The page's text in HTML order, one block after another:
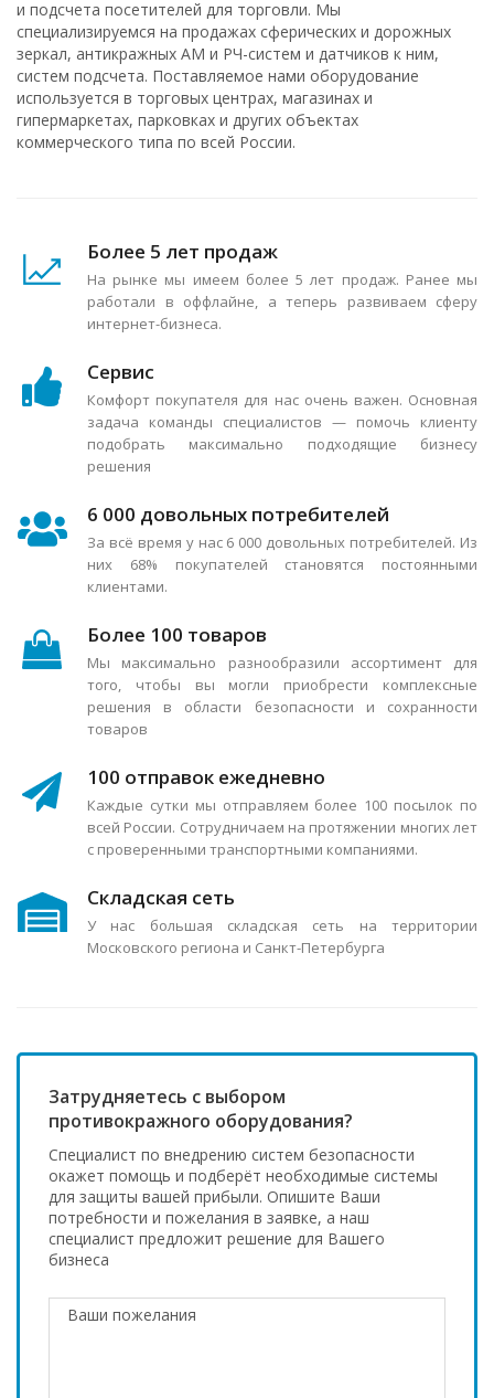
и подсчета посетителей для торговли. Мы
специализируемся на продажах сферических и дорожных
зеркал, антикражных АМ и РЧ-систем и датчиков к ним,
систем подсчета. Поставляемое нами оборудование
используется в торговых центрах, магазинах и
гипермаркетах, парковках и других объектах
коммерческого типа по всей России.
Более 5 лет продаж
На рынке мы имеем более 5 лет продаж. Ранее мы
работали в оффлайне, а теперь развиваем сферу
интернет-бизнеса.
Сервис
Комфорт покупателя для нас очень важен. Основная
задача команды специалистов — помочь клиенту
подобрать максимально подходящие бизнесу
решения
6 000 довольных потребителей
За всё время у нас 6 000 довольных потребителей. Из
них 68% покупателей становятся постоянными
клиентами.
Более 100 товаров
Мы максимально разнообразили ассортимент для
того, чтобы вы могли приобрести комплексные
решения в области безопасности и сохранности
товаров
100 отправок ежедневно
Каждые сутки мы отправляем более 100 посылок по
всей России. Сотрудничаем на протяжении многих лет
с проверенными транспортными компаниями.
Складская сеть
У нас большая складская сеть на территории
Московского региона и Санкт-Петербурга
Затрудняетесь с выбором
противокражного оборудования?
Специалист по внедрению систем безопасности
окажет помощь и подберёт необходимые системы
для защиты вашей прибыли. Опишите Ваши
потребности и пожелания в заявке, а наш
специалист предложит решение для Вашего
бизнеса